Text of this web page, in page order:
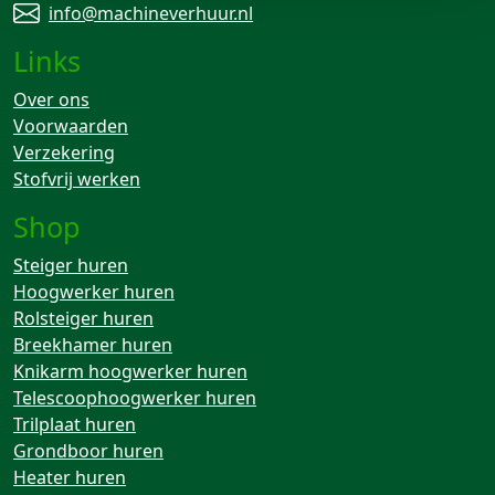
info@machineverhuur.nl
Links
Over ons
Voorwaarden
Verzekering
Stofvrij werken
Shop
Steiger huren
Hoogwerker huren
Rolsteiger huren
Breekhamer huren
Knikarm hoogwerker huren
Telescoophoogwerker huren
Trilplaat huren
Grondboor huren
Heater huren